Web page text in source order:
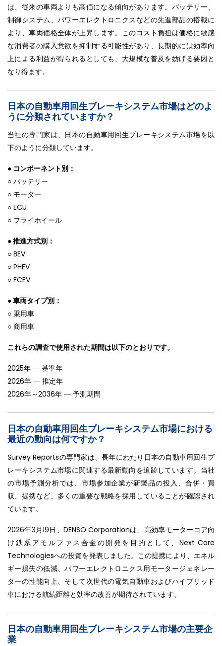
は、従来の車両よりも高価になる傾向があります。バッテリー、
制御システム、パワーエレクトロニクスなどの先進部品の搭載に
より、車両価格全体が上昇します。このコスト負担は価格に敏感
な消費者の購入意欲を抑制する可能性があり、長期的には効率向
上による利益が得られるとしても、大規模な普及を妨げる要因と
なり得ます。
日本の自動車用回生ブレーキシステム市場はどのよ
うに分類されていますか？
当社の専門家は、日本の自動車用回生ブレーキシステム市場を以
下のように分類しています。
● コンポーネント別：
○ バッテリー
○ モーター
○ ECU
○ フライホイール
● 推進方式別：
○ BEV
○ PHEV
○ FCEV
● 車両タイプ別：
○ 乗用車
○ 商用車
これらの調査で使用された期間は以下のとおりです。
2025年 ― 基準年
2026年 ― 推定年
2026年～2036年 ― 予測期間
日本の自動車用回生ブレーキシステム市場における
最近の動向は何ですか？
Survey Reportsの専門家は、長年にわたり日本の自動車用回生ブ
レーキシステム市場に関連する最新動向を追跡しています。当社
の市場予測分析では、市場参加企業が新製品の投入、合併・買
収、提携など、多くの重要な戦略を採用していることが確認され
ています。
2026年3月19日、DENSO Corporationは、高効率モーターコア向
け鉄系アモルファス合金の開発を目的として、Next Core
Technologiesへの投資を発表しました。この提携により、エネル
ギー損失の低減、パワーエレクトロニクス用モータージェネレー
ターの性能向上、そして次世代の電気自動車およびハイブリッド
車における航続距離と効率の改善が期待されています。
日本の自動車用回生ブレーキシステム市場の主要企
業